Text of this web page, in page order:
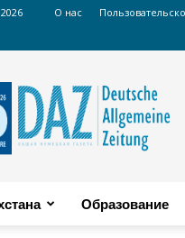
О нас
Russian
DAZ
Образование